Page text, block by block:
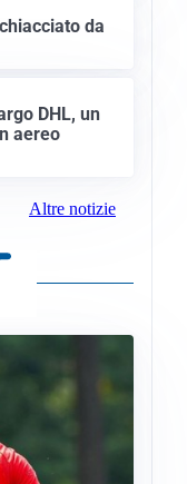
da
DHL, un
aereo
Altre notizie